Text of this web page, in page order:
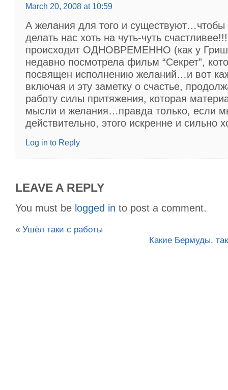
March 20, 2008 at 10:59
А желания для того и существуют…чтобы
делать нас хоть на чуть-чуть
происходит ОДНОВРЕМЕННО (как у
недавно посмотрела фильм “Секрет”,
посвящен исполнению желаний…и вот
включая и эту заметку о счастье,
работу силы притяжения, которая
мысли и желания…правда только, если
действительно, этого искренне и сильно
Log in to Reply
LEAVE A REPLY
You must be logged in to post a comment.
« Ушёл таки с работы
Какие Бермуды,